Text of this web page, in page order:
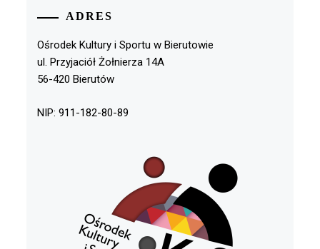
ADRES
Ośrodek Kultury i Sportu w Bierutowie
ul. Przyjaciół Żołnierza 14A
56-420 Bierutów
NIP: 911-182-80-89